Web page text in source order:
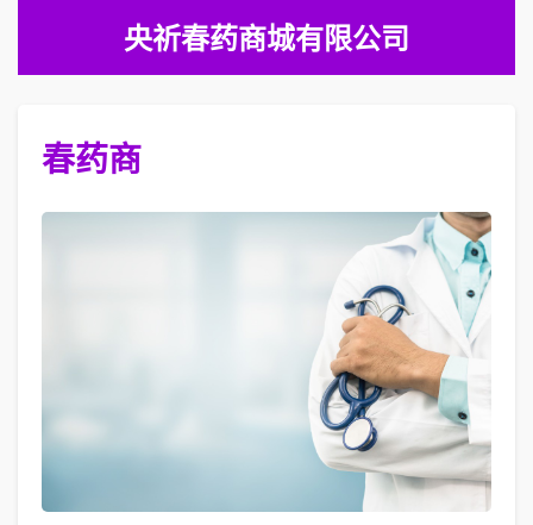
央祈春药商城有限公司
春药商